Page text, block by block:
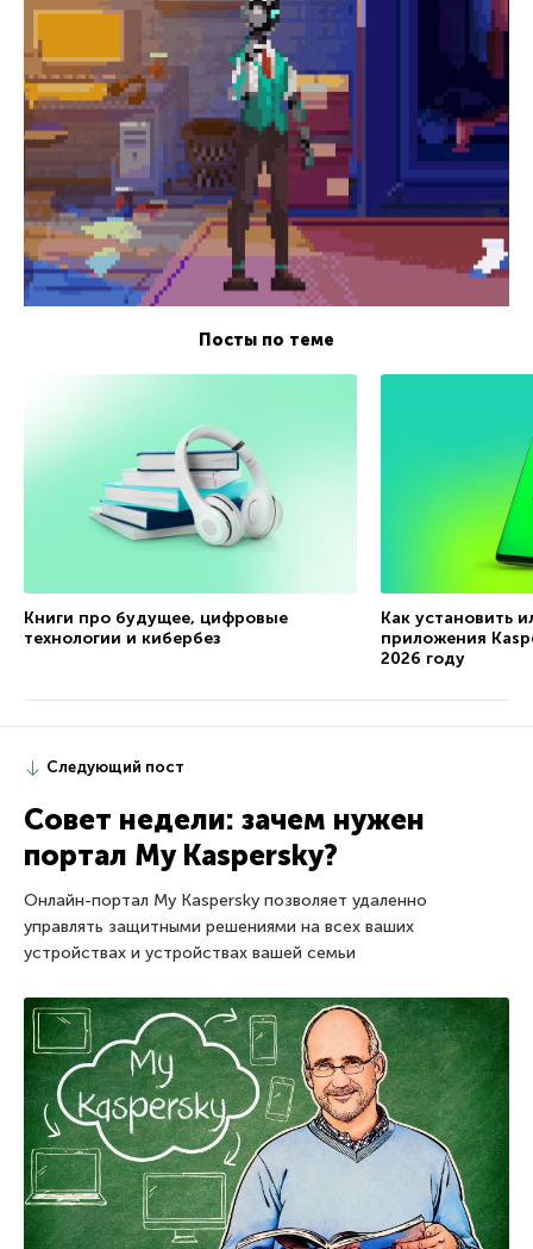
Посты по теме
Книги про будущее, цифровые
технологии и кибербез
Как установить
приложения
2026 году
Следующий пост
Совет недели: зачем нужен
портал My Kaspersky?
Онлайн-портал My Kaspersky позволяет удаленно
управлять защитными решениями на всех ваших
устройствах и устройствах вашей семьи